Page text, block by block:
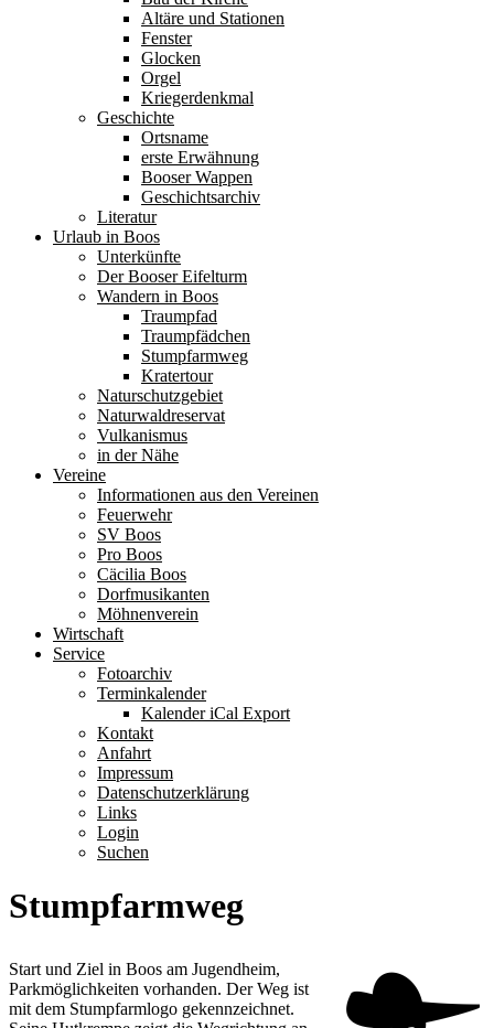
Altäre und Stationen
Fenster
Glocken
Orgel
Kriegerdenkmal
Geschichte
Ortsname
erste Erwähnung
Booser Wappen
Geschichtsarchiv
Literatur
Urlaub in Boos
Unterkünfte
Der Booser Eifelturm
Wandern in Boos
Traumpfad
Traumpfädchen
Stumpfarmweg
Kratertour
Naturschutzgebiet
Naturwaldreservat
Vulkanismus
in der Nähe
Vereine
Informationen aus den Vereinen
Feuerwehr
SV Boos
Pro Boos
Cäcilia Boos
Dorfmusikanten
Möhnenverein
Wirtschaft
Service
Fotoarchiv
Terminkalender
Kalender iCal Export
Kontakt
Anfahrt
Impressum
Datenschutzerklärung
Links
Login
Suchen
Stumpfarmweg
Start und Ziel in Boos am Jugendheim,
Parkmöglichkeiten vorhanden. Der Weg ist
mit dem Stumpfarmlogo gekennzeichnet.